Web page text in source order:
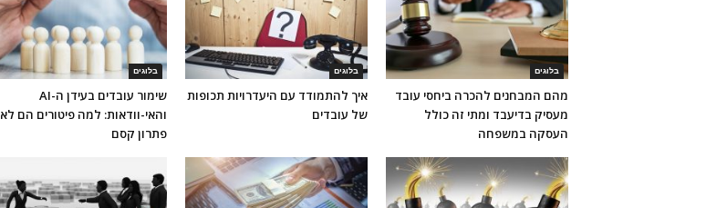
בלוגים
שימור עובדים בעידן ה-AI
והאי-וודאות: למה פיטורים הם לא
פתרון קסם
בלוגים
איך להתמודד עם היעדרויות תכופות
של עובדים
בלוגים
מהם המבחנים להכרה ביחסי עובד
מעסיק בדיעבד ומתי זה כולל
העסקה במשפחה